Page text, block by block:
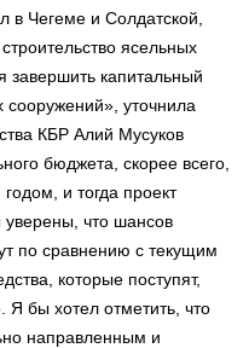
в Чегеме и Солдатской,
ясельных
завершить капитальный
сооружений», уточнила
КБР Алий Мусуков
бюджета, скорее всего,
и тогда проект
что шансов
по сравнению с текущим
которые поступят,
Я бы хотел отметить, что
направленным и